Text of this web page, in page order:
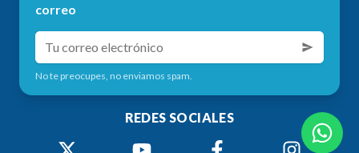
correo
No te preocupes, no enviamos spam.
REDES SOCIALES